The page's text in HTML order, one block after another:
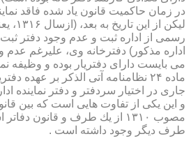
در زمان حاكمیت قانون یاد شده فاقد
لیكن
رسمی از اداره ثبت و عدم وجود دفتر
اداره مذكور) دفترخانه وی، علیرغم عدم
می بایست دارای دفتریار بوده و وظیفه
ماده ۲۴ نظامنامه آتی الذكر بر عهده
جاری در اختیار سردفتر و دفتر نماینده
و این یكی از تفاوت هایی است كه بین
طرف دیگر وجود داشته است .